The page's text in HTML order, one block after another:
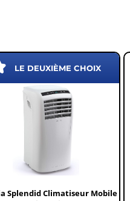
LE DEUXIÈME CHOIX
Splendid Climatiseur Mobile